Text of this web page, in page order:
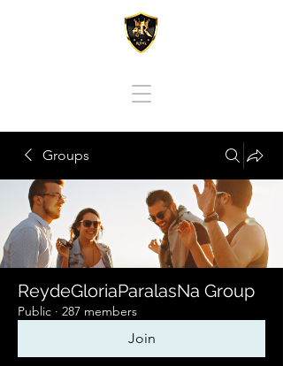
Groups
ReydeGloriaParalasNa Group
Public · 287 members
Join